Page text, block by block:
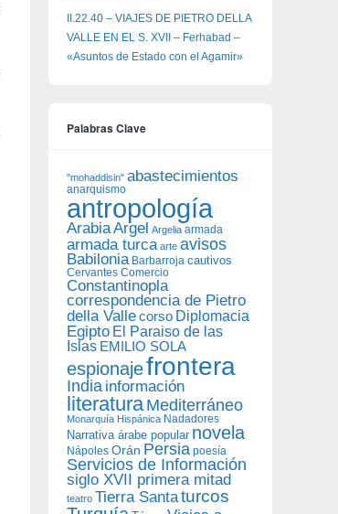
II.22.40 – VIAJES DE PIETRO DELLA
VALLE EN EL S. XVII – Ferhabad –
«Asuntos de Estado con el Agamir»
Palabras Clave
"mohaddisin" abastecimientos
anarquismo
antropología
ArabiaArgel Argelia armada
armada turca arte avisos
Babilonia Barbarroja cautivos
Cervantes Comercio
Constantinopla
correspondencia de Pietro
della Vallecorso Diplomacia
Egipto El Paraiso de las
Islas EMILIO SOLA
espionajefrontera
India información
literatura Mediterráneo
Monarquía Hispánica Nadadores
Narrativa árabe popular novela
Nápoles Orán Persia poesía
Servicios de Información
siglo XVII primera mitad
teatro Tierra Santaturcos